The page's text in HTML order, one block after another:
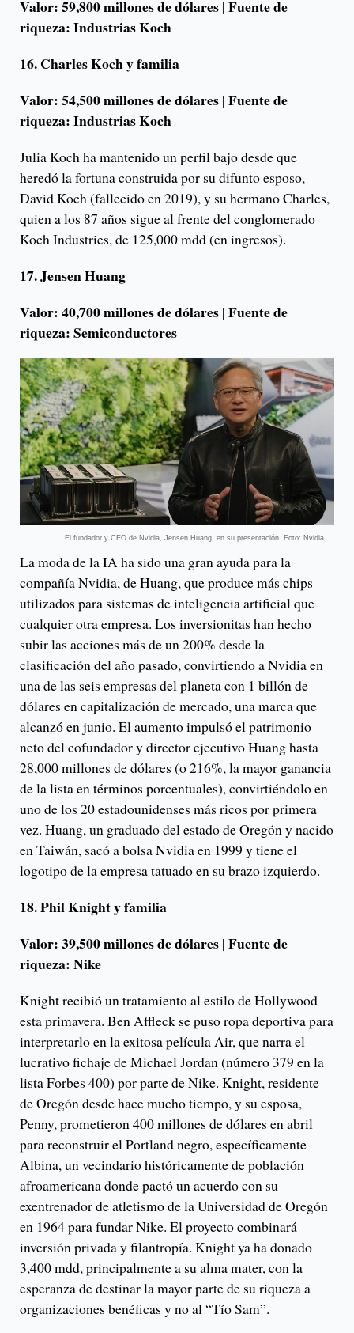
Valor: 59,800 millones de dólares | Fuente de
riqueza: Industrias Koch
16. Charles Koch y familia
Valor: 54,500 millones de dólares | Fuente de
riqueza: Industrias Koch
Julia Koch ha mantenido un perfil bajo desde que
heredó la fortuna construida por su difunto esposo,
David Koch (fallecido en 2019), y su hermano Charles,
quien a los 87 años sigue al frente del conglomerado
Koch Industries, de 125,000 mdd (en ingresos).
17. Jensen Huang
Valor: 40,700 millones de dólares | Fuente de
riqueza: Semiconductores
El fundador y CEO de Nvidia, Jensen Huang, en su presentación. Foto: Nvidia.
La moda de la IA ha sido una gran ayuda para la
compañía Nvidia, de Huang, que produce más chips
utilizados para sistemas de inteligencia artificial que
cualquier otra empresa. Los inversionitas han hecho
subir las acciones más de un 200% desde la
clasificación del año pasado, convirtiendo a Nvidia en
una de las seis empresas del planeta con 1 billón de
dólares en capitalización de mercado, una marca que
alcanzó en junio. El aumento impulsó el patrimonio
neto del cofundador y director ejecutivo Huang hasta
28,000 millones de dólares (o 216%, la mayor ganancia
de la lista en términos porcentuales), convirtiéndolo en
uno de los 20 estadounidenses más ricos por primera
vez. Huang, un graduado del estado de Oregón y nacido
en Taiwán, sacó a bolsa Nvidia en 1999 y tiene el
logotipo de la empresa tatuado en su brazo izquierdo.
18. Phil Knight y familia
Valor: 39,500 millones de dólares | Fuente de
riqueza: Nike
Knight recibió un tratamiento al estilo de Hollywood
esta primavera. Ben Affleck se puso ropa deportiva para
interpretarlo en la exitosa película Air, que narra el
lucrativo fichaje de Michael Jordan (número 379 en la
lista Forbes 400) por parte de Nike. Knight, residente
de Oregón desde hace mucho tiempo, y su esposa,
Penny, prometieron 400 millones de dólares en abril
para reconstruir el Portland negro, específicamente
Albina, un vecindario históricamente de población
afroamericana donde pactó un acuerdo con su
exentrenador de atletismo de la Universidad de Oregón
en 1964 para fundar Nike. El proyecto combinará
inversión privada y filantropía. Knight ya ha donado
3,400 mdd, principalmente a su alma mater, con la
esperanza de destinar la mayor parte de su riqueza a
organizaciones benéficas y no al “Tío Sam”.